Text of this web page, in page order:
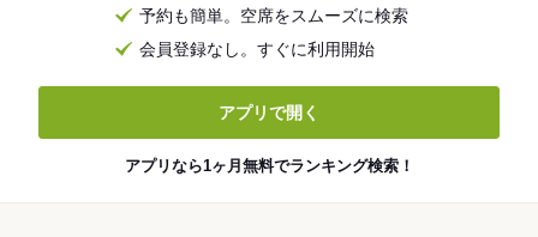
予約も簡単。空席をスムーズに検索
会員登録なし。すぐに利用開始
アプリで開く
アプリなら1ヶ月無料でランキング検索！